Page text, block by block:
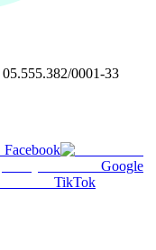
05.555.382/0001-33
Facebook
Google
TikTok